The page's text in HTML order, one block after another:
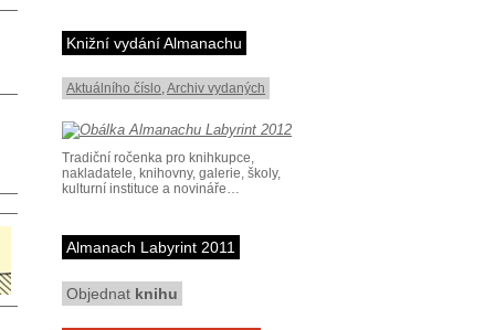
Knižní vydání Almanachu
Aktuálního číslo,Archiv vydaných
Tradiční ročenka pro knihkupce,
nakladatele, knihovny, galerie, školy,
kulturní instituce a novináře…
Almanach Labyrint 2011
Objednat knihu